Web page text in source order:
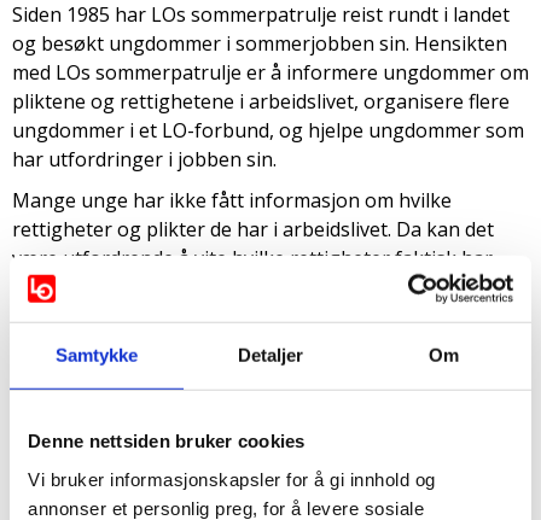
Samtykke Detaljer Om
Denne nettsiden bruker cookies
Vi bruker informasjonskapsler for å gi innhold og
annonser et personlig preg, for å levere sosiale
Siden 1985 har LOs sommerpatrulje reist rundt i landet
og besøkt ungdommer i sommerjobben sin. Hensikten
med LOs sommerpatrulje er å informere ungdommer om
pliktene og rettighetene i arbeidslivet, organisere flere
ungdommer i et LO-forbund, og hjelpe ungdommer som
har utfordringer i jobben sin.
Mange unge har ikke fått informasjon om hvilke
rettigheter og plikter de har i arbeidslivet. Da kan det
være utfordrende å vite hvilke rettigheter faktisk har
som ung i arbeidslivet.
Derfor trenger vi at du blir med oss for å passe på at alt
er som det skal være!
Ved å delta på LOs sommerpatrulje vil du bli kjent med
forbund, du vil lære mye om spillereglene i arbeidslivet,
og du får være med i et viktig arbeid som bidrar til et
trygt og godt arbeidsliv for ungdommer i Norge.